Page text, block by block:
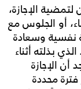
الإجازة،
أو الجلوس مع
نفسية وسعادة
بذلته أثناء
أن الإجازة
محددة